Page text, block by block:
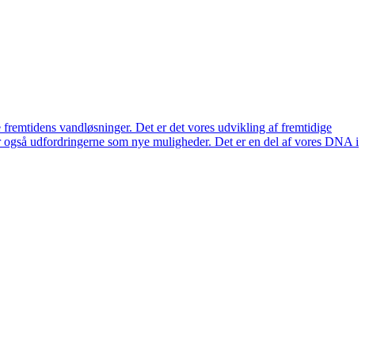
vandløsninger. Det er det vores udvikling af fremtidige
udfordringerne som nye muligheder. Det er en del af vores DNA i